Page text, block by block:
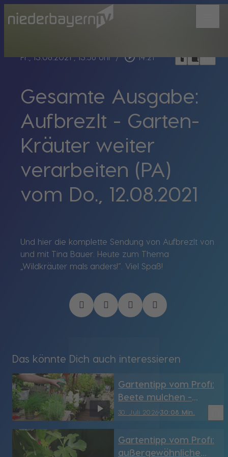
Fr., 13.08.2021, 13:56 Uhr / play_circle_outline 14:21 headphoneschrome_reader_modebookmark_border
Gesamte Ausgabe:
Aufbrezlt - Garten-
Kräuter weiter
verarbeiten (PA)
vom Do., 12.08.2021
Und hier die komplette Sendung von Aufbrezlt von
und mit Tina Bauer. Heute zum Thema
„Wildkräuter mals anders!“. Viel Spaß!
Das könnte Dich auch interessieren
30. Juli 202630:08 Min.
Gartentipp vom Profi:
Beete mulchen -
Vergleich zw.
Miscanthusmulch (LA)
Gartentipp vom Profi:
außergewöhnliche